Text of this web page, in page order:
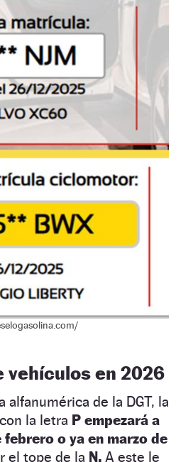
vehículos en 2026
alfanumérica de la DGT, la
la letra P empezará a
o ya en marzo de
el tope de la N. A este le